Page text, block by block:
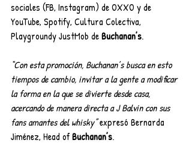
sociales (FB, Instagram) de OXXO y de
YouTube, Spotify, Cultura Colectiva,
Playgroundy JustMob de Buchanan’s.
“Con esta promoción, Buchanan’s busca en esto
tiempos de cambio, invitar a la gente a modificar
la forma en la que se divierte desde casa,
acercando de manera directa a J Balvin con sus
fans amantes del whisky” expresó Bernarda
Jiménez, Head of Buchanan’s.